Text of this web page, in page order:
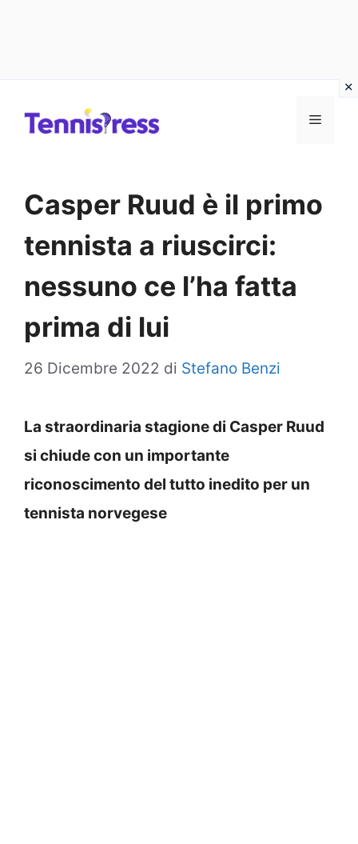
MENU
Casper Ruud è il primo
tennista a riuscirci:
nessuno ce l’ha fatta
prima di lui
26 Dicembre 2022 di Stefano Benzi
La straordinaria stagione di Casper Ruud
si chiude con un importante
riconoscimento del tutto inedito per un
tennista norvegese